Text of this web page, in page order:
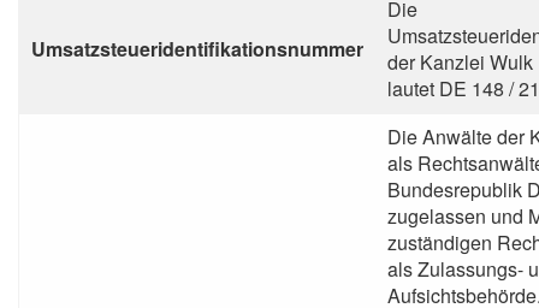
Umsatzsteueridentifikationsnummer
Die
der Kanzlei
lautet DE 148 /
Die Anwälte der
als
Bundesrepublik
zugelassen und
zuständigen
als Zulassungs-